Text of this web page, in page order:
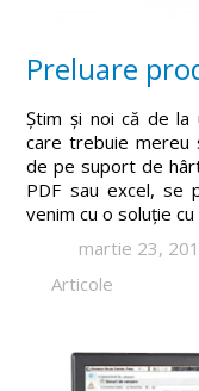
Preluare
Știm și noi că de la
care trebuie
de pe suport de
PDF sau excel, se
venim cu o soluție
martie 23,
Articole